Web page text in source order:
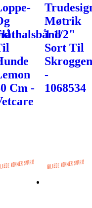
Cm -
Møtrik
1 1/2"
Sort Til
-
1068534